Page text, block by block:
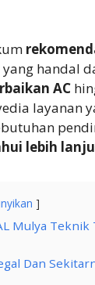
yang handal
AC
layanan
lebih
Mulya Teknik
Dan